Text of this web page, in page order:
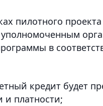
пилотного проекта
уполномоченным
в
кредит будет
и платности;